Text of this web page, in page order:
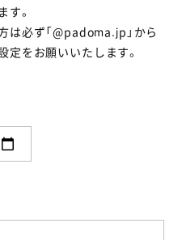
。
は必ず「@padoma.jp」から
をお願いいたします。